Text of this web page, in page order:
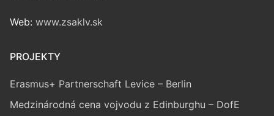
Web: www.zsaklv.sk
PROJEKTY
Erasmus+ Partnerschaft Levice – Berlin
Medzinárodná cena vojvodu z Edinburghu – DofE